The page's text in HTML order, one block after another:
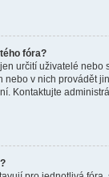
fóra?
určití uživatelé nebo
nebo v nich provádět
Kontaktujte